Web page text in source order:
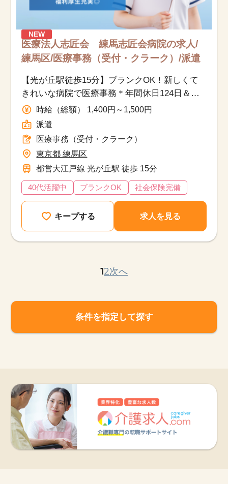
NEW
医療法人志匠会 練馬志匠会病院の求人/
練馬区/医療事務（受付・クラーク）/派遣
【光が丘駅徒歩15分】ブランクOK！新しくて
きれいな病院で医療事務＊年間休日124日＆働
きやすさ◎
時給（総額） 1,400円～1,500円
派遣
医療事務（受付・クラーク）
東京都 練馬区
都営大江戸線 光が丘駅 徒歩 15分
40代活躍中 ブランクOK 社会保険完備
キープする 求人を見る
12次へ
条件を指定して探す